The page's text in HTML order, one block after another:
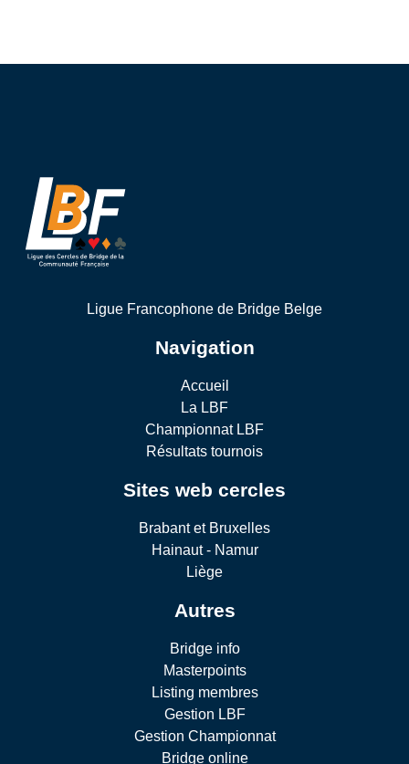
Ligue Francophone de Bridge Belge
Navigation
Accueil
La LBF
Championnat LBF
Résultats tournois
Sites web cercles
Brabant et Bruxelles
Hainaut - Namur
Liège
Autres
Bridge info
Masterpoints
Listing membres
Gestion LBF
Gestion Championnat
Bridge online